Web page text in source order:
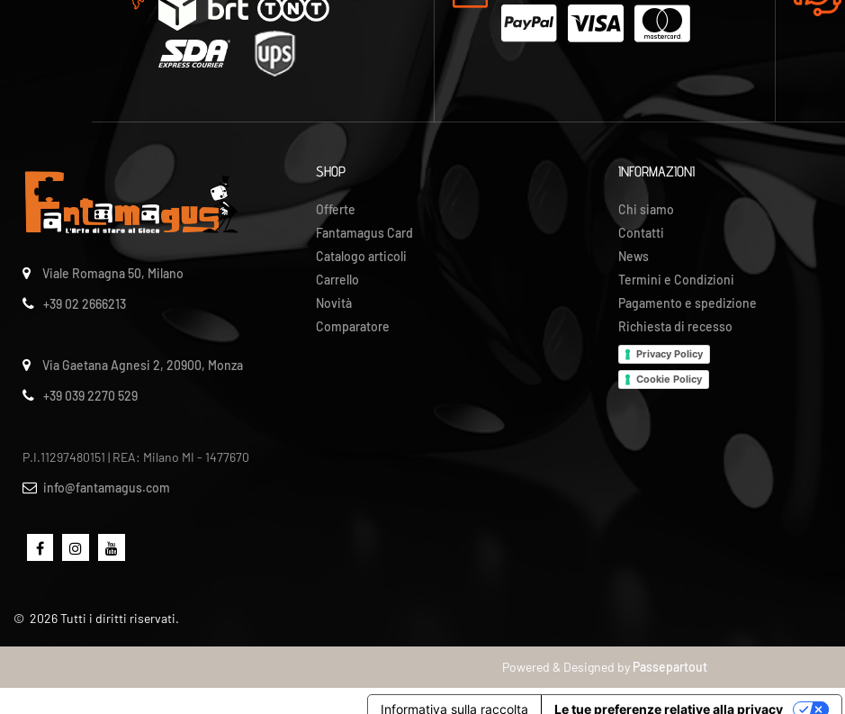
Viale Romagna 50, Milano
+39 02 2666213
Via Gaetana Agnesi 2, 20900, Monza
+39 039 2270 529
P.I.11297480151 | REA: Milano MI - 1477670
info@fantamagus.com
SHOP
Offerte
Fantamagus Card
Catalogo articoli
Carrello
Novità
Comparatore
INFORMAZIONI
Chi siamo
Contatti
News
Termini e Condizioni
Pagamento e spedizione
Richiesta di recesso
Privacy Policy
Cookie Policy
© 2026Tutti i diritti riservati.
Powered & Designed by Passepartout
Informativa sulla raccolta Le tue preferenze relative alla privacy